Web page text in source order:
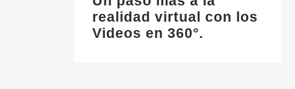
realidad virtual con los
Videos en 360°.